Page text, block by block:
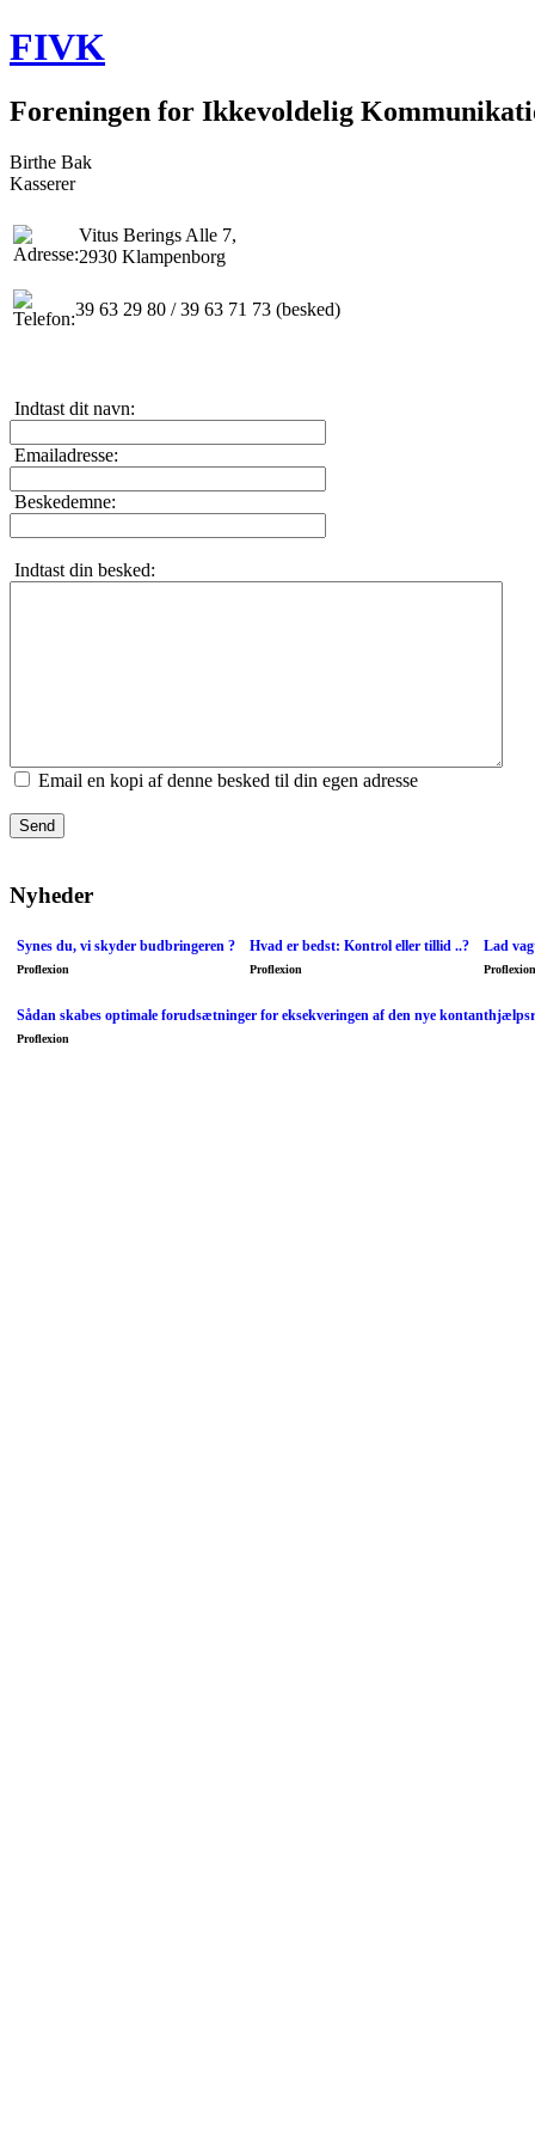
FIVK
Foreningen for Ikkevoldelig
Birthe Bak
Kasserer
Vitus Berings Alle 7,
2930 Klampenborg
39 63 29 80 / 39 63 71 73 (besked)
Indtast dit navn:
Emailadresse:
Beskedemne:
Indtast din besked:
Email en kopi af denne besked til din egen adresse
Send
Nyheder
Synes du, vi skyder budbringeren ?
Proflexion
Hvad er bedst: Kontrol eller tillid ..?
Proflexion
Lad
Proflexion
Sådan skabes optimale forudsætninger for eksekveringen af den nye
Proflexion